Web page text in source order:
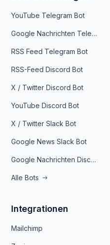
YouTube Telegram Bot
Google Nachrichten Telegram Bot
RSS Feed Telegram Bot
RSS-Feed Discord Bot
X / Twitter Discord Bot
YouTube Discord Bot
X / Twitter Slack Bot
Google News Slack Bot
Google Nachrichten Discord Bot
Alle Bots
Integrationen
Mailchimp